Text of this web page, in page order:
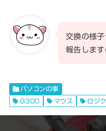
交換の様
報告します
パソコンの事
G300
マウス ロジ